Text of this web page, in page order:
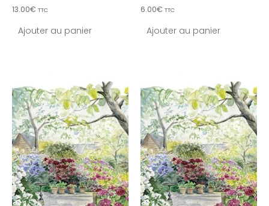
13.00€ TTC
Ajouter au panier
6.00€ TTC
Ajouter au panier